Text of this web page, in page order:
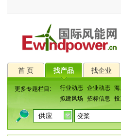
首 页 找产品 找企业
更多专题栏目: 行业动态 企业动态
拟建风场
招标信息